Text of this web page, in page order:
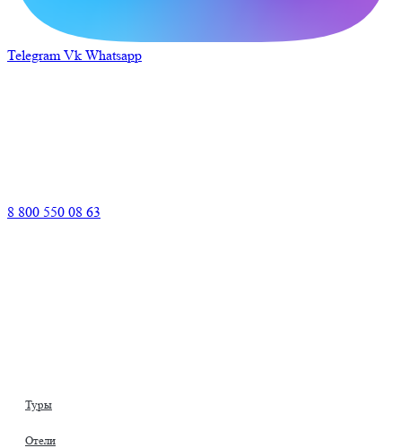
Telegram Vk Whatsapp
8 800 550 08 63
Туры
Отели